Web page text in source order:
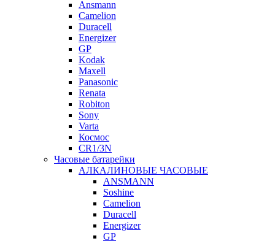
Ansmann
Camelion
Duracell
Energizer
GP
Kodak
Maxell
Panasonic
Renata
Robiton
Sony
Varta
Космос
CR1/3N
Часовые батарейки
АЛКАЛИНОВЫЕ ЧАСОВЫЕ
ANSMANN
Soshine
Camelion
Duracell
Energizer
GP